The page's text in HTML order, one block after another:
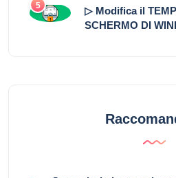
5
▷ Modifica il
SCHERMO DI